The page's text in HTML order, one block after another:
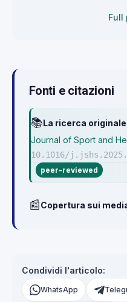
Full
Fonti e citazioni
📚La ricerca
Journal of Sport and
10.1016/
peer-reviewed
📰Copertura sui
Condividi l'articolo:
WhatsApp